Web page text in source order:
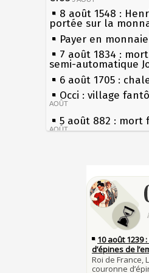
8 août 1548 :
portée sur la
Payer en
7 août 1834 :
semi-automatique
6 août 1705 :
Occi : village
AOÛT
5 août 882 : mort
AOÛT
Rouelle 3 AOÛT
Musée Jean de
rénovation 2 AOÛT
2 août 1802 :
1er août 1589 :
par Jacques
les siècles
27 mai 1610 :
du roi Henri IV
Pierre qui roule
Qui aime bien
Tout vient à
François II (né le